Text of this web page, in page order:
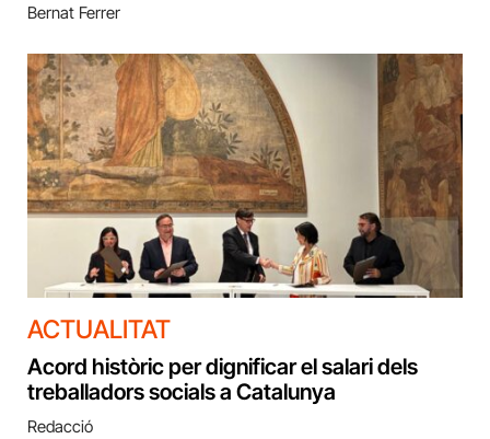
Bernat Ferrer
ACTUALITAT
Acord històric per dignificar el salari dels
treballadors socials a Catalunya
Redacció